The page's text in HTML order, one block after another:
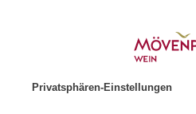
Privatsphären-Einstellungen